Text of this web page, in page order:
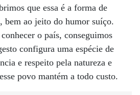
que essa é a forma de
bem ao jeito do humor suíço.
o país, conseguimos
configura uma espécie de
e respeito pela natureza e
povo mantém a todo custo.